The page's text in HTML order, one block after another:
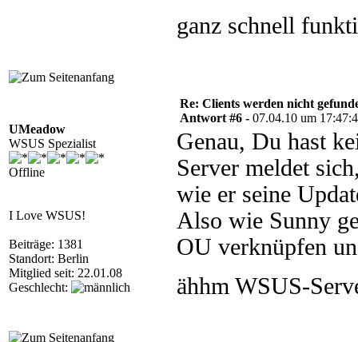
ganz schnell
UMeadow
WSUS Spezialist
Offline
I Love WSUS!
Beiträge: 1381
Standort: Berlin
Mitglied seit: 22.01.08
Geschlecht:
Re: Clients werden nicht
Antwort #6 - 07.04.10 um
Genau, Du hast
Server meldet
wie er seine
Also wie Sunny
OU verknüpfen
ähhm WSUS-